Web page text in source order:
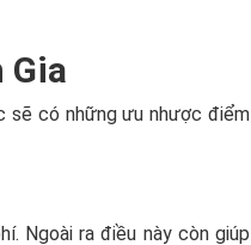
Gia
sẽ có những ưu nhược điểm
Ngoài ra điều này còn giúp